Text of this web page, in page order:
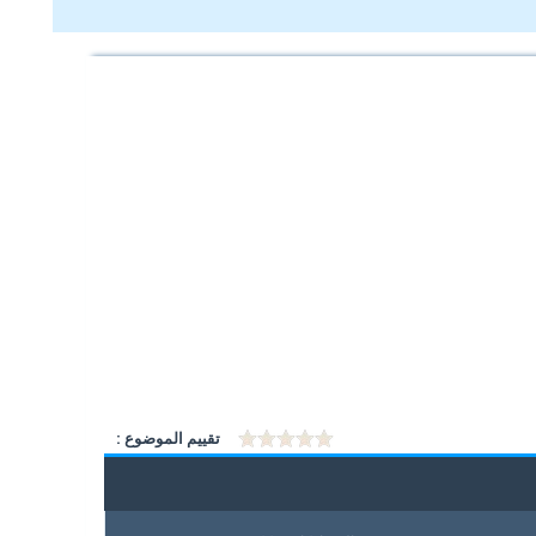
١٦١١
تقييم الموضوع :